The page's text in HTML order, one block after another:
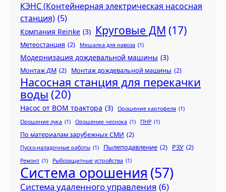
КЭНС (Контейнерная электрическая насосная
станция) (5)
Компания Reinke (3) Круговые ДМ (17)
Метеостанция (2) Мешалка для навоза (1)
Модернизация дождевальной машины (3)
Монтаж ДМ (2) Монтаж дождевальной машины (2)
Насосная станция для перекачки
воды (20)
Насос от ВОМ трактора (3) Орошение картофеля (1)
Орошение лука (1) Орошение чеснока (1) ПНР (1)
По материалам зарубежных СМИ (2)
Пуско-наладочные работы (1) Пылеподавление (2) РЗУ (2)
Ремонт (1) Рыбозащитные устройства (1)
Система орошения (57)
Система удаленного управления (6)